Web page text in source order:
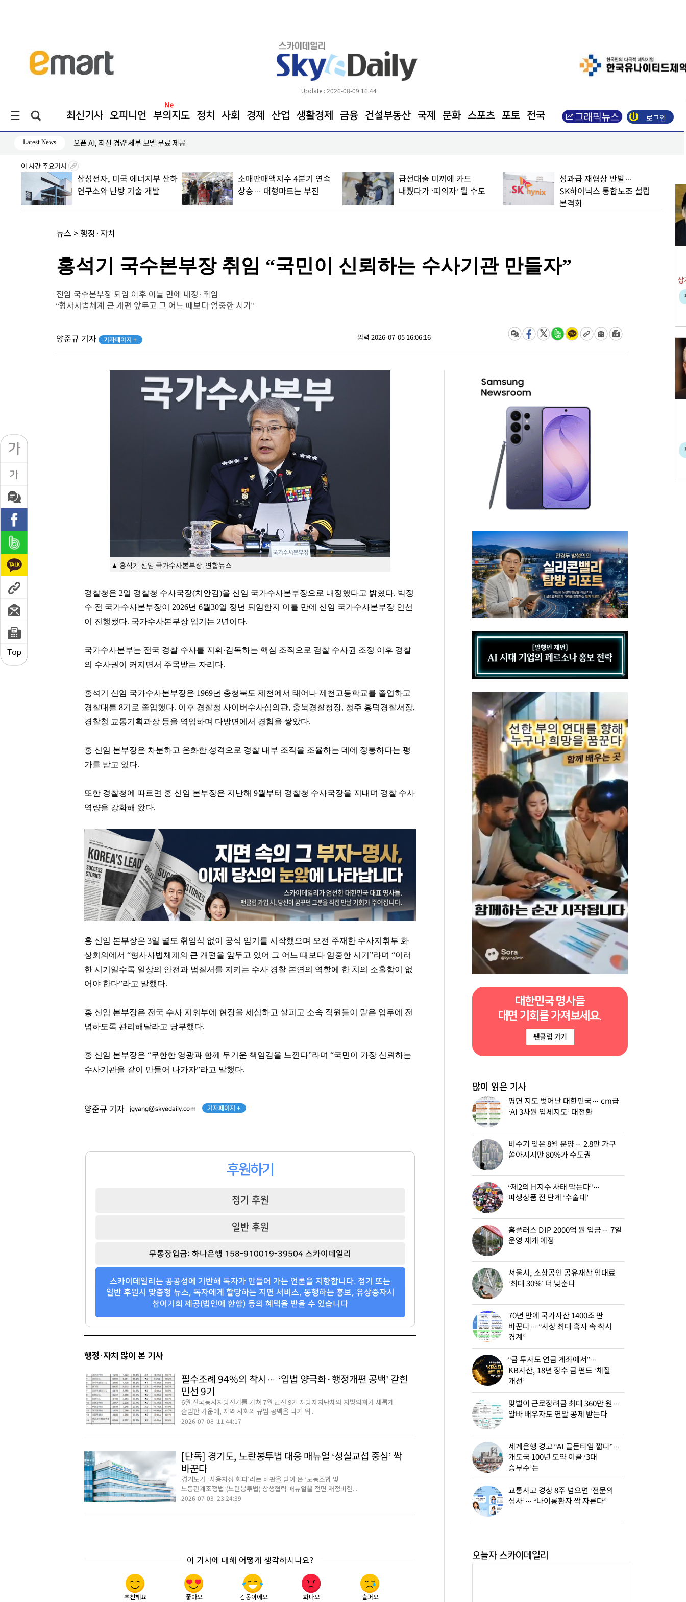
Update : 2026-08-09 16:44
최신기사 오피니언 부의지도 정치 사회 경제 산업 생활경제 금융 건설부동산 국제 문화 스포츠 포토 전국 로그인
Latest News 오픈 AI, 최신 경량 세부 모델 무료 제공
이 시간 주요기사
삼성전자, 미국 에너지부 산하
연구소와 난방 기술 개발
소매판매액지수 4분기 연속
상승… 대형마트는 부진
급전대출 미끼에 카드
내줬다가 ‘피의자’ 될 수도
성과급 재협상 반발…
SK하이닉스 통합노조 설립
본격화
뉴스 > 행정·자치
홍석기 국수본부장 취임 “국민이 신뢰하는 수사기관 만들자”
전임 국수본부장 퇴임 이후 이틀 만에 내정·취임
“형사사법체계 큰 개편 앞두고 그 어느 때보다 엄중한 시기”
양준규 기자 기자페이지 + 입력 2026-07-05 16:06:16
▲ 홍석기 신임 국가수사본부장. 연합뉴스
경찰청은 2일 경찰청 수사국장(치안감)을 신임 국가수사본부장으로 내정했다고 밝혔다. 박정
수 전 국가수사본부장이 2026년 6월30일 정년 퇴임한지 이틀 만에 신임 국가수사본부장 인선
이 진행됐다. 국가수사본부장 임기는 2년이다.
국가수사본부는 전국 경찰 수사를 지휘·감독하는 핵심 조직으로 검찰 수사권 조정 이후 경찰
의 수사권이 커지면서 주목받는 자리다.
홍석기 신임 국가수사본부장은 1969년 충청북도 제천에서 태어나 제천고등학교를 졸업하고
경찰대를 8기로 졸업했다. 이후 경찰청 사이버수사심의관, 충북경찰청장, 청주 홍덕경찰서장,
경찰청 교통기획과장 등을 역임하며 다방면에서 경험을 쌓았다.
홍 신임 본부장은 차분하고 온화한 성격으로 경찰 내부 조직을 조율하는 데에 정통하다는 평
가를 받고 있다.
또한 경찰청에 따르면 홍 신임 본부장은 지난해 9월부터 경찰청 수사국장을 지내며 경찰 수사
역량을 강화해 왔다.
신한카드
LG 트윈스
신세계
330
홍 신임 본부장은 3일 별도 취임식 없이 공식 임기를 시작했으며 오전 주재한 수사지휘부 화
상회의에서 “형사사법체계의 큰 개편을 앞두고 있어 그 어느 때보다 엄중한 시기”라며 “이러
한 시기일수록 일상의 안전과 법질서를 지키는 수사 경찰 본연의 역할에 한 치의 소홀함이 없
어야 한다”라고 말했다.
홍 신임 본부장은 전국 수사 지휘부에 현장을 세심하고 살피고 소속 직원들이 맡은 업무에 전
념하도록 관리해달라고 당부했다.
홍 신임 본부장은 “무한한 영광과 함께 무거운 책임감을 느낀다”라며 “국민이 가장 신뢰하는
수사기관을 같이 만들어 나가자”라고 말했다.
양준규 기자 jgyang@skyedaily.com 기자페이지 +
후원하기
정기 후원
일반 후원
무통장입금: 하나은행 158-910019-39504 스카이데일리
스카이데일리는 공공성에 기반해 독자가 만들어 가는 언론을 지향합니다. 정기 또는
일반 후원시 맞춤형 뉴스, 독자에게 할당하는 지면 서비스, 동행하는 홍보, 유상증자시
참여기회 제공(법인에 한함) 등의 혜택을 받을 수 있습니다
행정·자치 많이 본 기사
필수조례 94%의 착시… ‘입법 양극화·행정개편 공백’ 갇힌
민선 9기
6월 전국동시지방선거를 거쳐 7월 민선 9기 지방자치단체와 지방의회가 새롭게
출범한 가운데, 지역 사회의 규범 공백을 막기 위...
2026-07-08 11:44:17
[단독] 경기도, 노란봉투법 대응 매뉴얼 ‘성실교섭 중심’ 싹
바꾼다
경기도가 ‘사용자성 회피’라는 비판을 받아 온 ‘노동조합 및
노동관계조정법’(노란봉투법) 상생협력 매뉴얼을 전면 재정비한...
2026-07-03 23:24:39
이 기사에 대해 어떻게 생각하시나요?
추천해요 좋아요 감동이에요 화나요 슬퍼요
대한민국 명사들
대면 기회를 가져보세요.
팬클럽 가기
많이 읽은 기사
평면 지도 벗어난 대한민국… cm급
‘AI 3차원 입체지도’ 대전환
비수기 잊은 8월 분양… 2.8만 가구
쏟아지지만 80%가 수도권
“제2의 H지수 사태 막는다”…
파생상품 전 단계 ‘수술대’
홈플러스 DIP 2000억 원 입금… 7일
운영 재개 예정
서울시, 소상공인 공유재산 임대료
‘최대 30%’ 더 낮춘다
70년 만에 국가자산 1400조 판
바꾼다… “사상 최대 흑자 속 착시
경계”
“금 투자도 연금 계좌에서”…
KB자산, 18년 장수 금 펀드 ‘체질
개선’
맞벌이 근로장려금 최대 360만 원…
알바 배우자도 연말 공제 받는다
세계은행 경고 “AI 골든타임 짧다”…
개도국 100년 도약 이끌 ‘3대
승부수’는
교통사고 경상 8주 넘으면 ‘전문의
심사’… “나이롱환자 싹 자른다”
오늘자 스카이데일리